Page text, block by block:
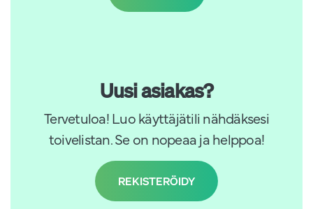
Uusi asiakas?
Tervetuloa! Luo käyttäjätili nähdäksesi
toivelistan. Se on nopeaa ja helppoa!
REKISTERÖIDY